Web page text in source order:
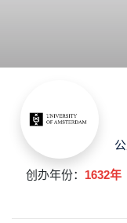
创办年份： 1632年